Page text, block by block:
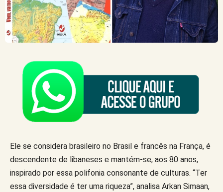
Ele se considera brasileiro no Brasil e francês na França, é
descendente de libaneses e mantém-se, aos 80 anos,
inspirado por essa polifonia consonante de culturas. “Ter
essa diversidade é ter uma riqueza”, analisa Arkan Simaan,